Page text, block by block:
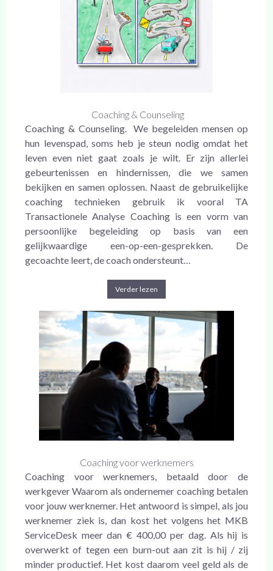
Coaching & Counseling
Coaching & Counseling. We begeleiden mensen op
hun levenspad, soms heb je steun nodig omdat het
leven even niet gaat zoals je wilt. Er zijn allerlei
gebeurtenissen en hindernissen, die we samen
bekijken en samen oplossen. Naast de gebruikelijke
coaching technieken gebruik ik vooral TA
Transactionele Analyse Coaching is een vorm van
persoonlijke begeleiding op basis van een
gelijkwaardige een-op-een-gesprekken. De
gecoachte leert, de coach ondersteunt…
Verder lezen
Coaching voor werknemers
Coaching voor werknemers, betaald door de
werkgever Waarom als ondernemer coaching betalen
voor jouw werknemer. Het antwoord is simpel, als jou
werknemer ziek is, dan kost het volgens het MKB
ServiceDesk meer dan € 400,00 per dag. Als hij is
overwerkt of tegen een burn-out aan zit is hij / zij
minder productief. Het kost daarom veel geld als de